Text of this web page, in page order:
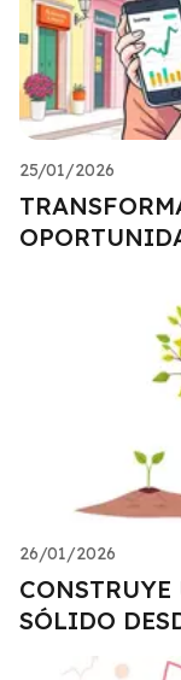
25/01/2026
26/01/2026
SÓLIDO